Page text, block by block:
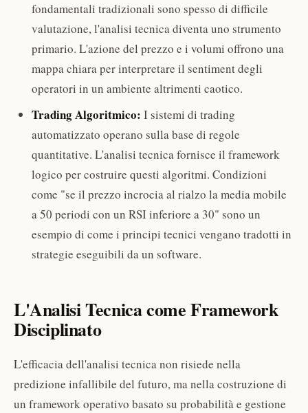
fondamentali tradizionali sono spesso di difficile
valutazione, l'analisi tecnica diventa uno strumento
primario. L'azione del prezzo e i volumi offrono una
mappa chiara per interpretare il sentiment degli
operatori in un ambiente altrimenti caotico.
Trading Algoritmico: I sistemi di trading
automatizzato operano sulla base di regole
quantitative. L'analisi tecnica fornisce il framework
logico per costruire questi algoritmi. Condizioni
come "se il prezzo incrocia al rialzo la media mobile
a 50 periodi con un RSI inferiore a 30" sono un
esempio di come i principi tecnici vengano tradotti in
strategie eseguibili da un software.
L'Analisi Tecnica come Framework
Disciplinato
L'efficacia dell'analisi tecnica non risiede nella
predizione infallibile del futuro, ma nella costruzione di
un framework operativo basato su probabilità e gestione